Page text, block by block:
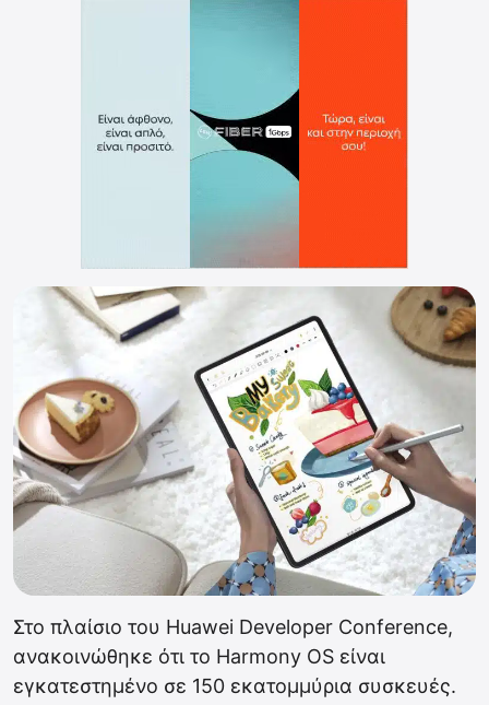
Στο πλαίσιο του Huawei Developer Conference,
ανακοινώθηκε ότι το Harmony OS είναι
εγκατεστημένο σε 150 εκατομμύρια συσκευές.